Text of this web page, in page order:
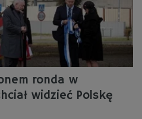
ronda w
widzieć Polskę